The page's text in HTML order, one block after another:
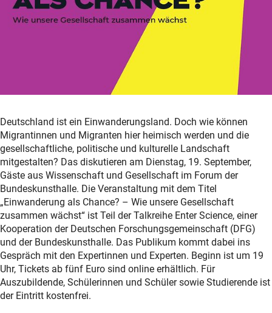
Deutschland ist ein Einwanderungsland. Doch wie können
Migrantinnen und Migranten hier heimisch werden und die
gesellschaftliche, politische und kulturelle Landschaft
mitgestalten? Das diskutieren am Dienstag, 19. September,
Gäste aus Wissenschaft und Gesellschaft im Forum der
Bundeskunsthalle. Die Veranstaltung mit dem Titel
„Einwanderung als Chance? – Wie unsere Gesellschaft
zusammen wächst“ ist Teil der Talkreihe Enter Science, einer
Kooperation der Deutschen Forschungsgemeinschaft (DFG)
und der Bundeskunsthalle. Das Publikum kommt dabei ins
Gespräch mit den Expertinnen und Experten. Beginn ist um 19
Uhr, Tickets ab fünf Euro sind online erhältlich. Für
Auszubildende, Schülerinnen und Schüler sowie Studierende ist
der Eintritt kostenfrei.